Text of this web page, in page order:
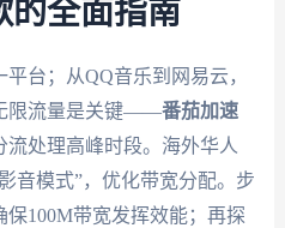
的全面指南
台；从QQ音乐到网易云，
限流量是关键——番茄加速
处理高峰时段。海外华人
音模式”，优化带宽分配。步
100M带宽发挥效能；再探